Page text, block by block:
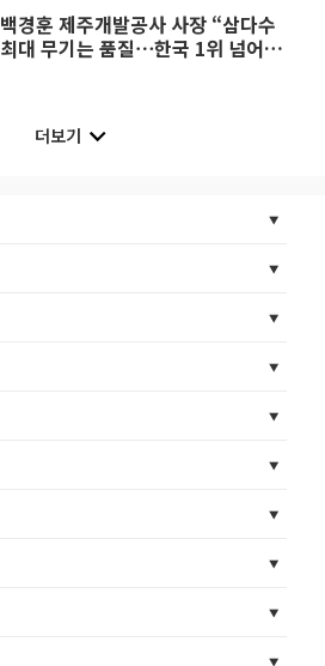
백경훈 제주개발공사 사장 “삼다수
최대 무기는 품질⋯한국 1위 넘어
더보기